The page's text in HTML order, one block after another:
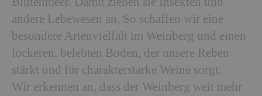
andere Lebewesen an. So schaffen wir eine
besondere Artenvielfalt im Weinberg und einen
lockeren, belebten Boden, der unsere Reben
stärkt und für charakterstarke Weine sorgt.
Wir erkennen an, dass der Weinberg weit mehr